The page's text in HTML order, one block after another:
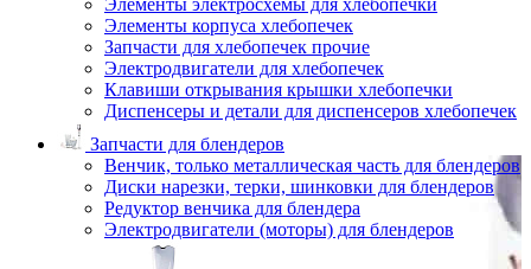
Элементы электросхемы для хлебопечки
Элементы корпуса хлебопечек
Запчасти для хлебопечек прочие
Электродвигатели для хлебопечек
Клавиши открывания крышки хлебопечки
Диспенсеры и детали для диспенсеров хлебопечек
Запчасти для блендеров
Венчик, только металлическая часть для блендеров
Диски нарезки, терки, шинковки для блендеров
Редуктор венчика для блендера
Электродвигатели (моторы) для блендеров